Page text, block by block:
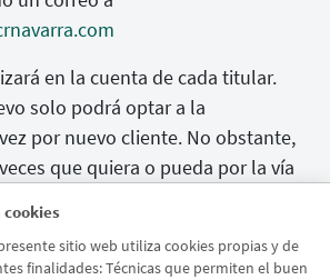
sitio web utiliza cookies propias y de
finalidades: Técnicas que permiten el buen
en la cuenta de cada titular.
solo podrá optar a la
por nuevo cliente. No obstante,
que quiera o pueda por la vía
cliente a la promoción.
hasta el 31 de agosto de 2026.